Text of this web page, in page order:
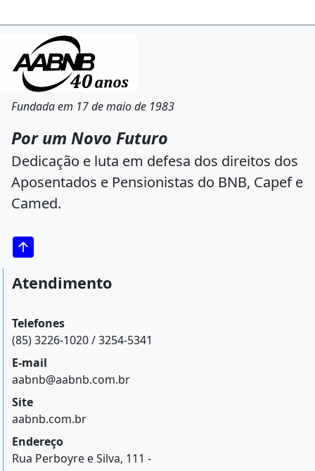
Fundada em 17 de maio de 1983
Por um Novo Futuro
Dedicação e luta em defesa dos direitos dos
Aposentados e Pensionistas do BNB, Capef e
Camed.
Atendimento
Telefones
(85) 3226-1020 / 3254-5341
E-mail
aabnb@aabnb.com.br
Site
aabnb.com.br
Endereço
Rua Perboyre e Silva, 111 -